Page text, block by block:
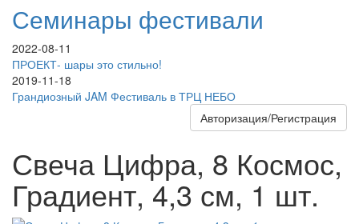
Семинары фестивали
2022-08-11
ПРОЕКТ- шары это стильно!
2019-11-18
Грандиозный JAM Фестиваль в ТРЦ НЕБО
Авторизация/Регистрация
Свеча Цифра, 8 Космос,
Градиент, 4,3 см, 1 шт.